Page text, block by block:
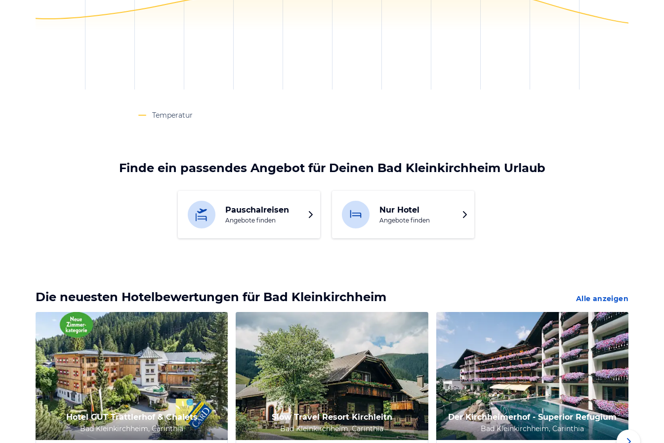
Temperatur
Finde ein passendes Angebot für Deinen Bad Kleinkirchheim Urlaub
Pauschalreisen
Angebote finden
Nur Hotel
Angebote finden
Die neuesten Hotelbewertungen für Bad Kleinkirchheim Alle anzeigen
Hotel GUT Trattlerhof & Chalets
Bad Kleinkirchheim, Carinthia
Slow Travel Resort Kirchleitn
Bad Kleinkirchheim, Carinthia
Der Kirchheimerhof - Superior Refugium
Bad Kleinkirchheim, Carinthia